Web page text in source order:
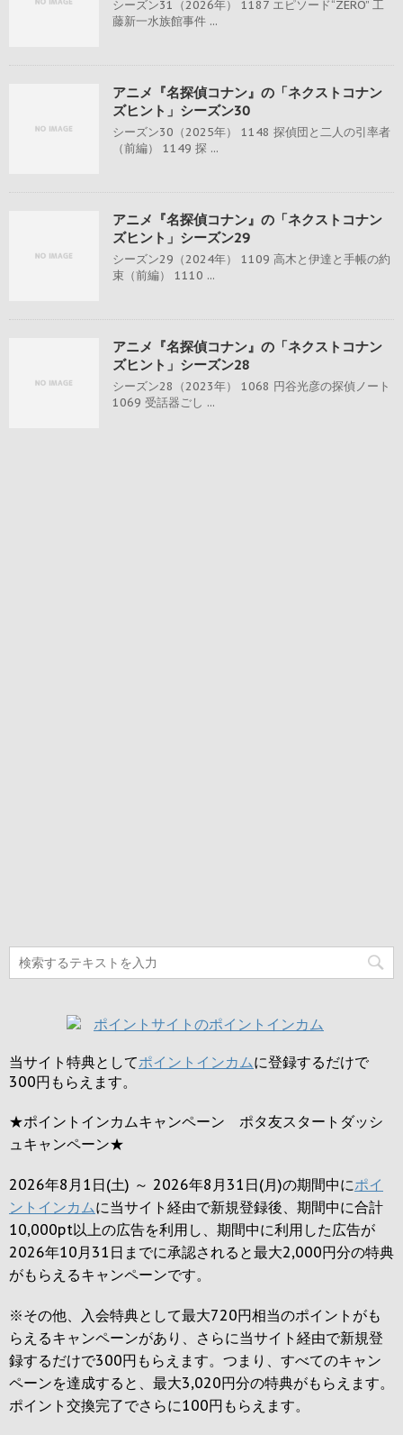
シーズン31（2026年） 1187 エピソード“ZERO” 工
藤新一水族館事件 ...
アニメ『名探偵コナン』の「ネクストコナン
ズヒント」シーズン30
シーズン30（2025年） 1148 探偵団と二人の引率者
（前編） 1149 探 ...
アニメ『名探偵コナン』の「ネクストコナン
ズヒント」シーズン29
シーズン29（2024年） 1109 高木と伊達と手帳の約
束（前編） 1110 ...
アニメ『名探偵コナン』の「ネクストコナン
ズヒント」シーズン28
シーズン28（2023年） 1068 円谷光彦の探偵ノート
1069 受話器ごし ...
当サイト特典としてポイントインカムに登録するだけで
300円 もらえます。
★ポイントインカムキャンペーン ポタ友スタートダッシ
ュキャンペーン★
2026年8月1日(土) ～ 2026年8月31日(月)の期間中にポイ
ントインカムに当サイト経由で新規登録後、期間中に合計
10,000pt以上の広告を利用し、期間中に利用した広告が
2026年10月31日までに承認されると最大2,000円分の特典
がもらえるキャンペーンです。
※その他、入会特典として最大720円相当のポイントがも
らえるキャンペーンがあり、さらに当サイト経由で新規登
録するだけで300円 もらえます。つまり、すべてのキャン
ペーンを達成すると、最大3,020円分の特典がもらえます。
ポイント交換完了でさらに100円 もらえます。